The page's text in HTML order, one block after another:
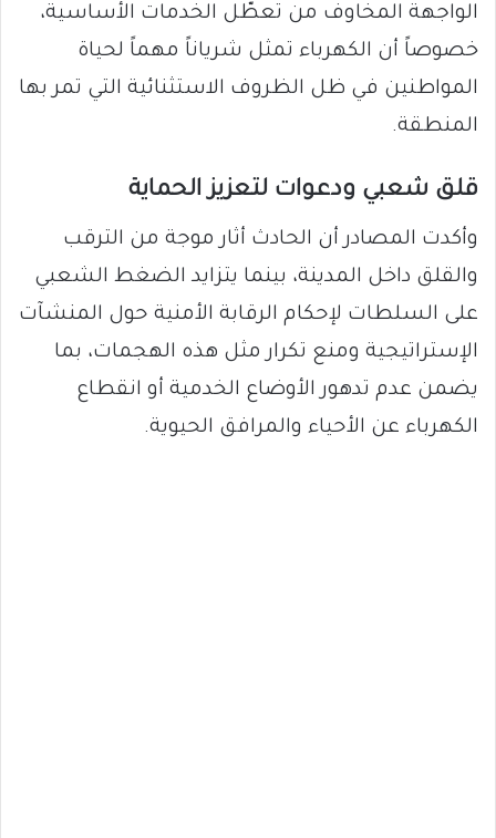
الواجهة المخاوف من تعطّل الخدمات الأساسية،
خصوصاً أن الكهرباء تمثل شرياناً مهماً لحياة
المواطنين في ظل الظروف الاستثنائية التي تمر بها
المنطقة.
قلق شعبي ودعوات لتعزيز الحماية
وأكدت المصادر أن الحادث أثار موجة من الترقب
والقلق داخل المدينة، بينما يتزايد الضغط الشعبي
على السلطات لإحكام الرقابة الأمنية حول المنشآت
الإستراتيجية ومنع تكرار مثل هذه الهجمات، بما
يضمن عدم تدهور الأوضاع الخدمية أو انقطاع
الكهرباء عن الأحياء والمرافق الحيوية.